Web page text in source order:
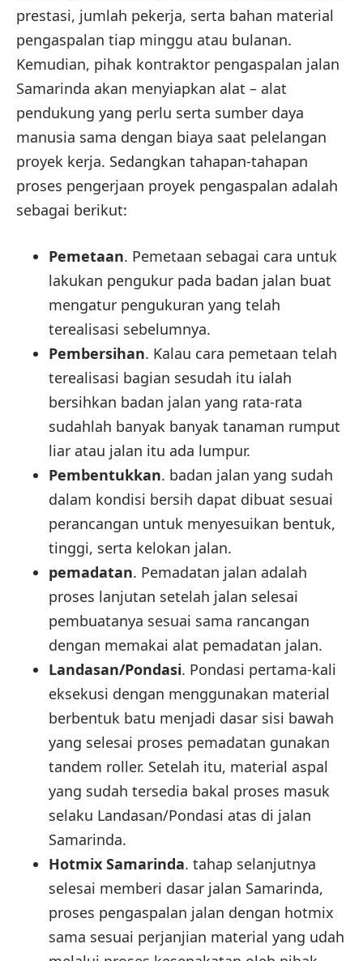
prestasi, jumlah pekerja, serta bahan material
pengaspalan tiap minggu atau bulanan.
Kemudian, pihak kontraktor pengaspalan jalan
Samarinda akan menyiapkan alat – alat
pendukung yang perlu serta sumber daya
manusia sama dengan biaya saat pelelangan
proyek kerja. Sedangkan tahapan-tahapan
proses pengerjaan proyek pengaspalan adalah
sebagai berikut:
Pemetaan. Pemetaan sebagai cara untuk
lakukan pengukur pada badan jalan buat
mengatur pengukuran yang telah
terealisasi sebelumnya.
Pembersihan. Kalau cara pemetaan telah
terealisasi bagian sesudah itu ialah
bersihkan badan jalan yang rata-rata
sudahlah banyak banyak tanaman rumput
liar atau jalan itu ada lumpur.
Pembentukkan. badan jalan yang sudah
dalam kondisi bersih dapat dibuat sesuai
perancangan untuk menyesuikan bentuk,
tinggi, serta kelokan jalan.
pemadatan. Pemadatan jalan adalah
proses lanjutan setelah jalan selesai
pembuatanya sesuai sama rancangan
dengan memakai alat pemadatan jalan.
Landasan/Pondasi. Pondasi pertama-kali
eksekusi dengan menggunakan material
berbentuk batu menjadi dasar sisi bawah
yang selesai proses pemadatan gunakan
tandem roller. Setelah itu, material aspal
yang sudah tersedia bakal proses masuk
selaku Landasan/Pondasi atas di jalan
Samarinda.
Hotmix Samarinda. tahap selanjutnya
selesai memberi dasar jalan Samarinda,
proses pengaspalan jalan dengan hotmix
sama sesuai perjanjian material yang udah